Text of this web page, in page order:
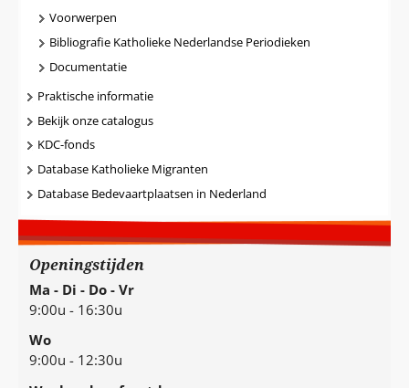
Voorwerpen
Bibliografie Katholieke Nederlandse Periodieken
Documentatie
Praktische informatie
Bekijk onze catalogus
KDC-fonds
Database Katholieke Migranten
Database Bedevaartplaatsen in Nederland
Openingstijden
Ma - Di - Do - Vr
9:00u - 16:30u
Wo
9:00u - 12:30u